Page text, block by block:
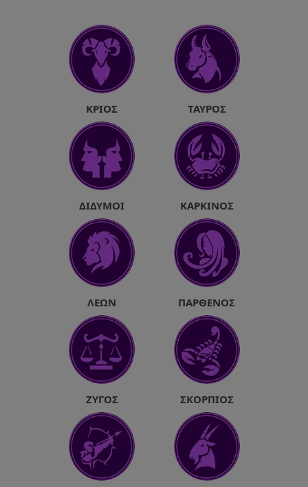
ΚΡΙΌΣ ΤΑΎΡΟΣ
ΔΊΔΥΜΟΙ ΚΑΡΚΊΝΟΣ
ΛΈΩΝ ΠΑΡΘΈΝΟΣ
ΖΥΓΌΣ ΣΚΟΡΠΙΌΣ